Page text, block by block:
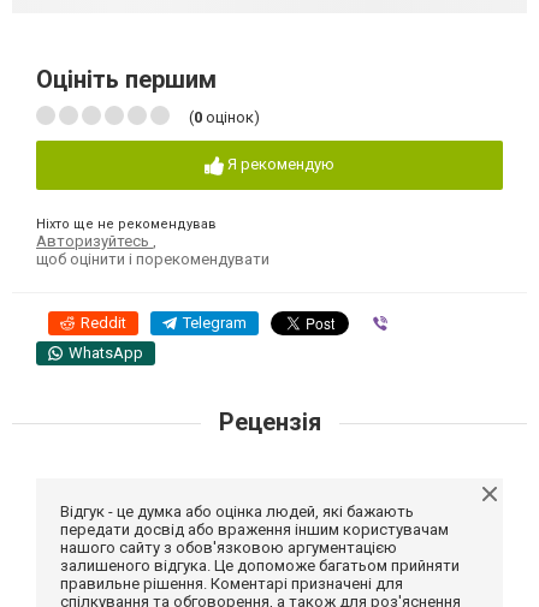
Оцініть першим
(0 оцінок)
Я рекомендую
Ніхто ще не рекомендував
Авторизуйтесь
щоб оцінити і порекомендувати
Reddit Telegram
WhatsApp
Рецензія
Відгук - це думка або оцінка людей, які бажають
передати досвід або враження іншим користувачам
нашого сайту з обов'язковою аргументацією
залишеного відгука. Це допоможе багатьом прийняти
правильне рішення. Коментарі призначені для
спілкування та обговорення, а також для роз'яснення